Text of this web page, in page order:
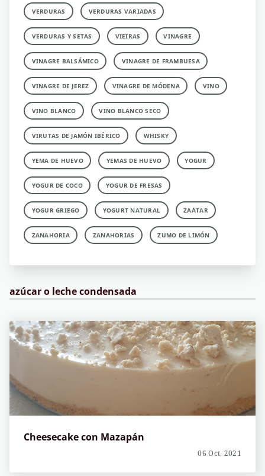
VERDURAS VERDURAS VARIADAS
VERDURAS Y SETAS VIEIRAS VINAGRE
VINAGRE BALSÁMICO VINAGRE DE FRAMBUESA
VINAGRE DE JEREZ VINAGRE DE MÓDENA VINO
VINO BLANCO VINO BLANCO SECO
VIRUTAS DE JAMÓN IBÉRICO WHISKY
YEMA DE HUEVO YEMAS DE HUEVO YOGUR
YOGUR DE COCO YOGUR DE FRESAS
YOGUR GRIEGO YOGURT NATURAL ZA´ATAR
ZANAHORIA ZANAHORIAS ZUMO DE LIMÓN
azúcar o leche condensada
Cheesecake con Mazapán
06 Oct, 2021